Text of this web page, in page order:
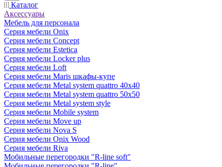
Каталог
Аксессуары
Мебель для персонала
Серия мебели Onix
Серия мебели Concept
Серия мебели Estetica
Серия мебели Locker plus
Серия мебели Loft
Серия мебели Maris шкафы-купе
Серия мебели Metal system quattro 40x40
Серия мебели Metal system quattro 50x50
Серия мебели Metal system style
Серия мебели Mobile system
Серия мебели Move up
Серия мебели Nova S
Серия мебели Onix Wood
Серия мебели Riva
Мобильные перегородки "R-line soft"